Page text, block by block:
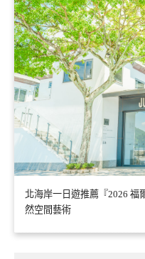
北海岸一日遊推薦『2026 福
然空間藝術